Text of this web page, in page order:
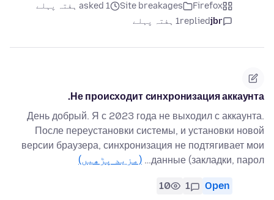
Firefox
Site breakages
asked 1 ہفتہ پہلے
jbr
replied1 ہفتہ پہلے
Не происходит синхронизация аккаунта.
День добрый. Я с 2023 года не выходил с аккаунта.
После переустановки системы, и установки новой
версии браузера, синхронизация не подтягивает мои
данные (закладки, парол…
(مزید پڑھیں)
Open
1
10